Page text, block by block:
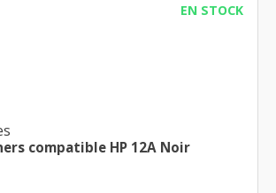
EN STOCK
compatible HP 12A Noir